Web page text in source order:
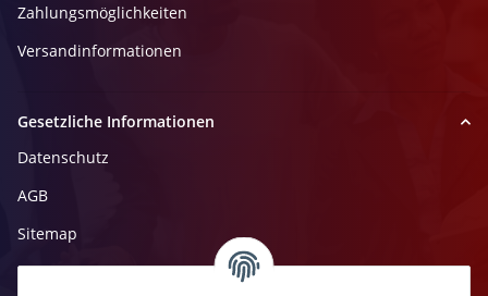
Zahlungsmöglichkeiten
Versandinformationen
Gesetzliche Informationen
Datenschutz
AGB
Sitemap
Impressum